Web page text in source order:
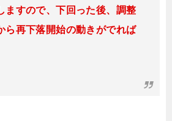
ますので、下回った後、調整
ら再下落開始の動きがでれば